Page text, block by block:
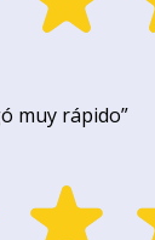
muy rápido”